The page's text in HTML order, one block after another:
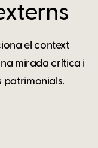
el context
mirada crítica i
patrimonials.